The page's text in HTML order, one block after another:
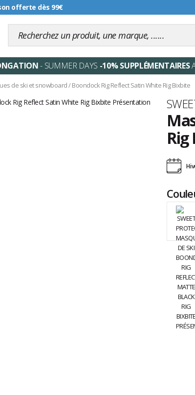
offerte dès 99€
- SUMMER DAYS -10% SUPPLÉMENTAIRES
de ski et snowboard/Boondock Rig Reflect Satin White Rig Bixbite
Marque
avis
clients